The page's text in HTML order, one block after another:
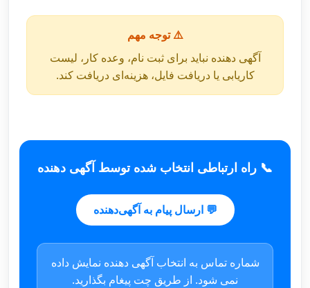
⚠️ توجه مهم
آگهی دهنده نباید برای ثبت نام، وعده کار، لیست
کاریابی یا دریافت فایل، هزینه‌ای دریافت کند.
📞 راه ارتباطی انتخاب شده توسط آگهی دهنده
💬 ارسال پیام به آگهی‌دهنده
شماره تماس به انتخاب آگهی دهنده نمایش داده
نمی شود. از طریق چت پیغام بگذارید.